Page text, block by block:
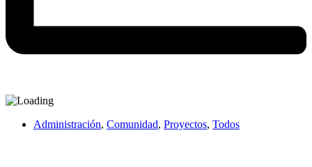
Administración, Comunidad, Proyectos, Todos